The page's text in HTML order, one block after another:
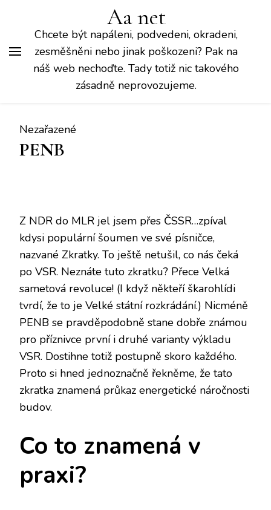
Aa net
Chcete být napáleni, podvedeni, okradeni,
zesměšněni nebo jinak poškozeni? Pak na
náš web nechoďte. Tady totiž nic takového
zásadně neprovozujeme.
Nezařazené
PENB
Z NDR do MLR jel jsem přes ČSSR…zpíval
kdysi populární šoumen ve své písničce,
nazvané Zkratky. To ještě netušil, co nás čeká
po VSR. Neznáte tuto zkratku? Přece Velká
sametová revoluce! (I když někteří škarohlídi
tvrdí, že to je Velké státní rozkrádání.) Nicméně
PENB se pravděpodobně stane dobře známou
pro příznivce první i druhé varianty výkladu
VSR. Dostihne totiž postupně skoro každého.
Proto si hned jednoznačně řekněme, že tato
zkratka znamená průkaz energetické náročnosti
budov.
Co to znamená v
praxi?